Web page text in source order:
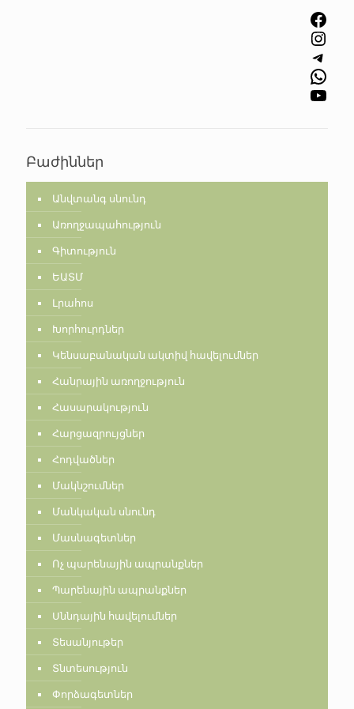
Facebook
Instagram
Telegram
WhatsApp
YouTube
Բաժիններ
Անվտանգ սնունդ
Առողջապահություն
Գիտություն
ԵԱՏՄ
Լրահոս
Խորհուրդներ
Կենսաբանական ակտիվ հավելումներ
Հանրային առողջություն
Հասարակություն
Հարցազրույցներ
Հոդվածներ
Մակնշումներ
Մանկական սնունդ
Մասնագետներ
Ոչ պարենային ապրանքներ
Պարենային ապրանքներ
Սննդային հավելումներ
Տեսանյութեր
Տնտեսություն
Փորձագետներ